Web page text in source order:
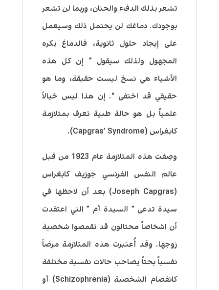
تشعر بذلك الدفء والحنان، وربما لن تشعر
بوجودك. دماغك لن يحتمل ذلك وسيعمل
على إيجاد حلول ثانوية، فالدماغ يكره
المجهول ولذلك سيقول ” إن كل هذه
الأشياء هي نسخ ليست حقيقة، وما هو
حقيقي قد اختفى “. إن هذا ليس خيالاً
علمياً بل هو حالة طبية تعرف بمتلازمة
كابغراس (Capgras’ Syndrome).
وصِفت هذه المتلازمة عام 1923 من قبل
عالم النفس الفرنسي جوزيف كابغراس
(Joseph Capgras) بعد أن لاحظها في
سيدة تدعى ” السيدة أم ” التي اعتقدت
أن اشخاصاً محتالون قد تقمصوا شخصية
زوجها. وقد أُعتبرت هذه المتلازمة مرضاً
نفسياً بحتاً يصاحب حالات نفسية مختلفة
كانفصام الشخصية (Schizophrenia) أو